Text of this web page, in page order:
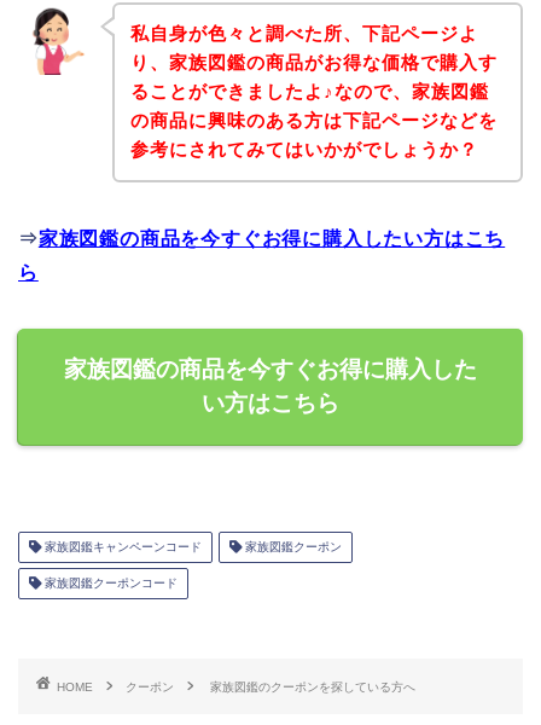
私自身が色々と調べた所、下記ページよ
り、家族図鑑の商品がお得な価格で購入す
ることができましたよ♪なので、家族図鑑
の商品に興味のある方は下記ページなどを
参考にされてみてはいかがでしょうか？
⇒家族図鑑の商品を今すぐお得に購入したい方はこち
ら
家族図鑑の商品を今すぐお得に購入した
い方はこちら
家族図鑑キャンペーンコード 家族図鑑クーポン
家族図鑑クーポンコード
HOME クーポン 家族図鑑のクーポンを探している方へ